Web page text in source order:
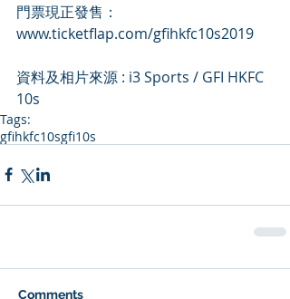
門票現正發售：
www.ticketflap.com/gfihkfc10s2019
資料及相片來源 : i3 Sports / GFI HKFC
10s
Tags:
gfihkfc10sgfi10s
Comments